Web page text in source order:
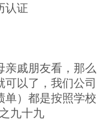
认证
亲戚朋友看，那么
以了，我们公司
单）都是按照学校
九十九